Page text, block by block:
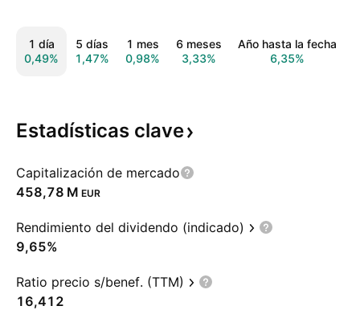
1 día
0,49%
5 días
1,47%
1 mes
0,98%
6 meses
3,33%
Año hasta la fecha
6,35%
Estadísticas clave
Capitalización de mercado
‪458,78 M‬ EUR
Rendimiento del dividendo (indicado)
9,65%
Ratio precio s/benef. (TTM)
16,412